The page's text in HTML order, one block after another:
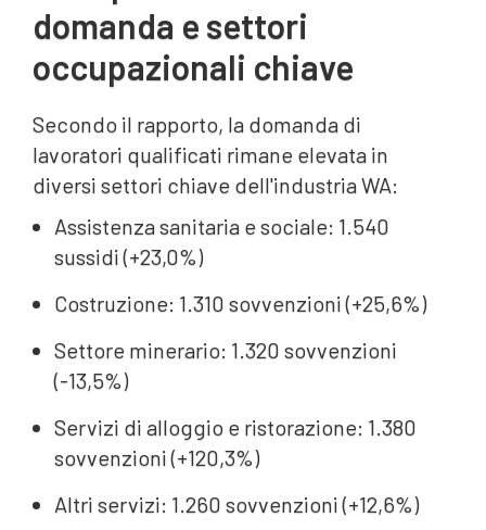
domanda e settori
occupazionali chiave
Secondo il rapporto, la domanda di
lavoratori qualificati rimane elevata in
diversi settori chiave dell'industria WA:
Assistenza sanitaria e sociale: 1.540
sussidi (+23,0%)
Costruzione: 1.310 sovvenzioni (+25,6%)
Settore minerario: 1.320 sovvenzioni
(-13,5%)
Servizi di alloggio e ristorazione: 1.380
sovvenzioni (+120,3%)
Altri servizi: 1.260 sovvenzioni (+12,6%)